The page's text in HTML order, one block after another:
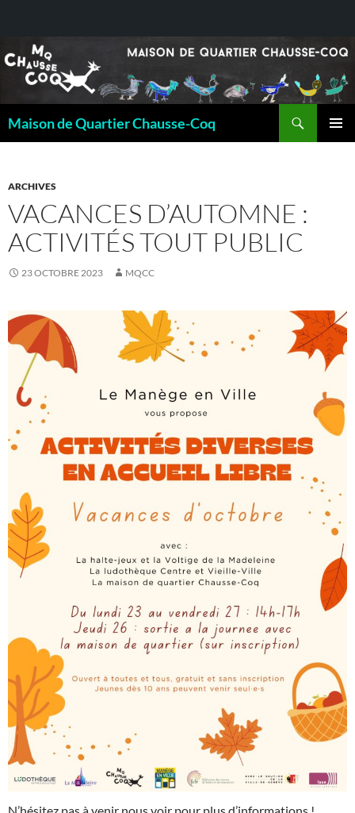
Maison de Quartier Chausse-Coq
ARCHIVES
VACANCES D’AUTOMNE :
ACTIVITÉS TOUT PUBLIC
23 OCTOBRE 2023 MQCC
N’hésitez pas à venir nous voir pour plus d’informations !